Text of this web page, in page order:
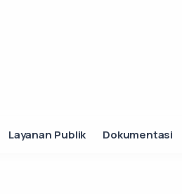
Layanan Publik Dokumentasi